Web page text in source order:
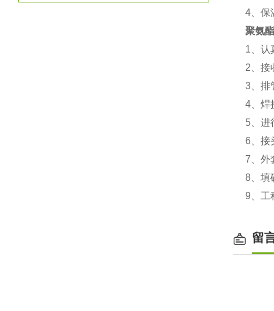
4、保
聚氨
1、认
2、接
3、排
4、焊
5、进
6、接
7、外
8、填
9、
留